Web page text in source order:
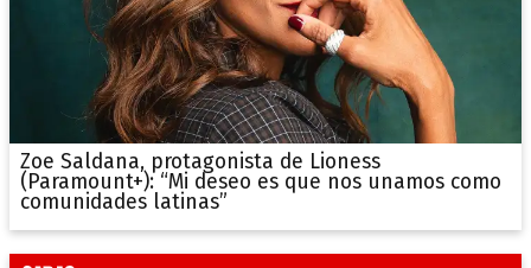
Zoe Saldana, protagonista de Lioness
(Paramount+): “Mi deseo es que nos unamos como
comunidades latinas”